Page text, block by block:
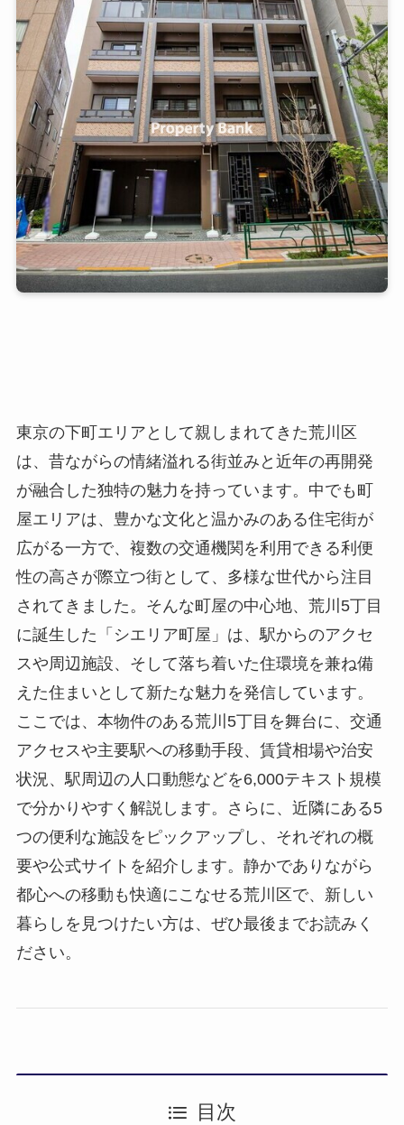
東京の下町エリアとして親しまれてきた荒川区
は、昔ながらの情緒溢れる街並みと近年の再開発
が融合した独特の魅力を持っています。中でも町
屋エリアは、豊かな文化と温かみのある住宅街が
広がる一方で、複数の交通機関を利用できる利便
性の高さが際立つ街として、多様な世代から注目
されてきました。そんな町屋の中心地、荒川5丁目
に誕生した「シエリア町屋」は、駅からのアクセ
スや周辺施設、そして落ち着いた住環境を兼ね備
えた住まいとして新たな魅力を発信しています。
ここでは、本物件のある荒川5丁目を舞台に、交通
アクセスや主要駅への移動手段、賃貸相場や治安
状況、駅周辺の人口動態などを6,000テキスト規模
で分かりやすく解説します。さらに、近隣にある5
つの便利な施設をピックアップし、それぞれの概
要や公式サイトを紹介します。静かでありながら
都心への移動も快適にこなせる荒川区で、新しい
暮らしを見つけたい方は、ぜひ最後までお読みく
ださい。
目次